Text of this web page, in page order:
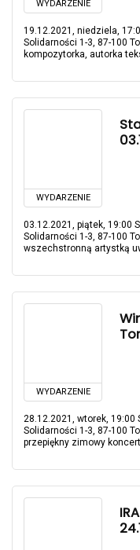
WYDARZENIE
19.12.2021, niedziela,
Solidarności 1-3, 87-100
kompozytorka, autorka
WYDARZENIE
03.12.2021, piątek, 19:00
Solidarności 1-3, 87-100
wszechstronną artystką
WYDARZENIE
28.12.2021, wtorek, 19:00
Solidarności 1-3, 87-100
przepiękny zimowy